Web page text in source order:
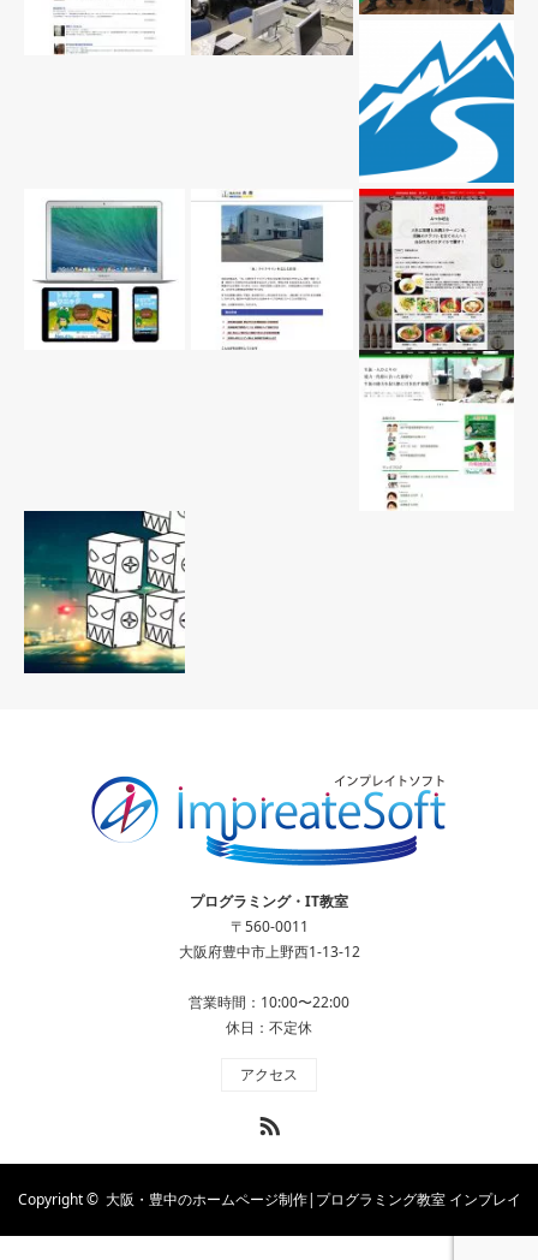
プログラミング・IT教室
〒560-0011
大阪府豊中市上野西1-13-12
営業時間：10:00〜22:00
休日：不定休
アクセス
Copyright © 大阪・豊中のホームページ制作|プログラミング教室 インプレイ